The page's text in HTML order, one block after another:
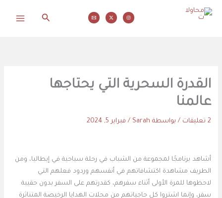
البحث
القدرة السحرية التي يحتاجها
عالمنا
2 تعليقات / بواسطة Sarah
/ فبراير 5, 2024
أشاهد برنامجًا لمجموعة من الشباب في رحلة سياحية في إيطاليا، ومن
الطريف مشاهدة اكتشافاتهم في أنفسهم وردود فعلهم التي
لاحظوها للمرة الأولى أثناء سفرهم، كقدرتهم على السفر بدون حقيبة
سفر، وإنما اشتروا كل حاجياتهم من محلات الهدايا الرخيصة المتناثرة